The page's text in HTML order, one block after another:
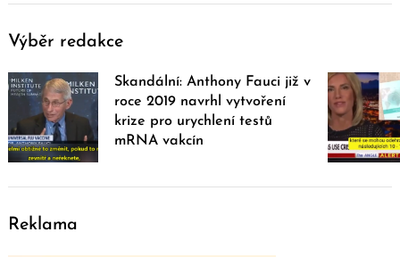
Výběr redakce
Skandální: Anthony Fauci již v
roce 2019 navrhl vytvoření
krize pro urychlení testů
mRNA vakcín
Reklama